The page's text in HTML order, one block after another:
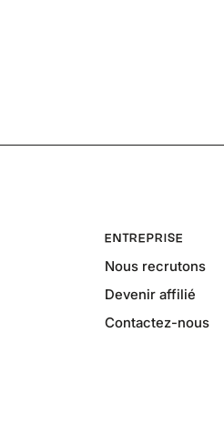
ENTREPRISE
Nous recrutons
Devenir affilié
Contactez-nous